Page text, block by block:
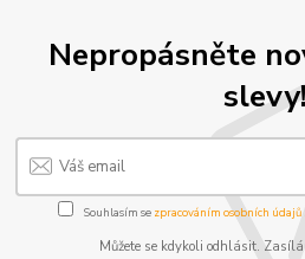
Nepropásněte
slevy!
Souhlasím se zpracováním osobních údajů
Můžete se kdykoli odhlásit.